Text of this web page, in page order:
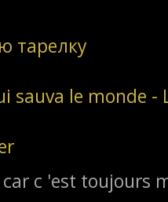
тарелку
c 'est toujours